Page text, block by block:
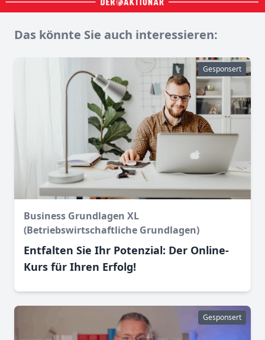
Das könnte Sie auch interessieren:
Gesponsert
Business Grundlagen XL
(Betriebswirtschaftliche Grundlagen)
Entfalten Sie Ihr Potenzial: Der Online-
Kurs für Ihren Erfolg!
Gesponsert